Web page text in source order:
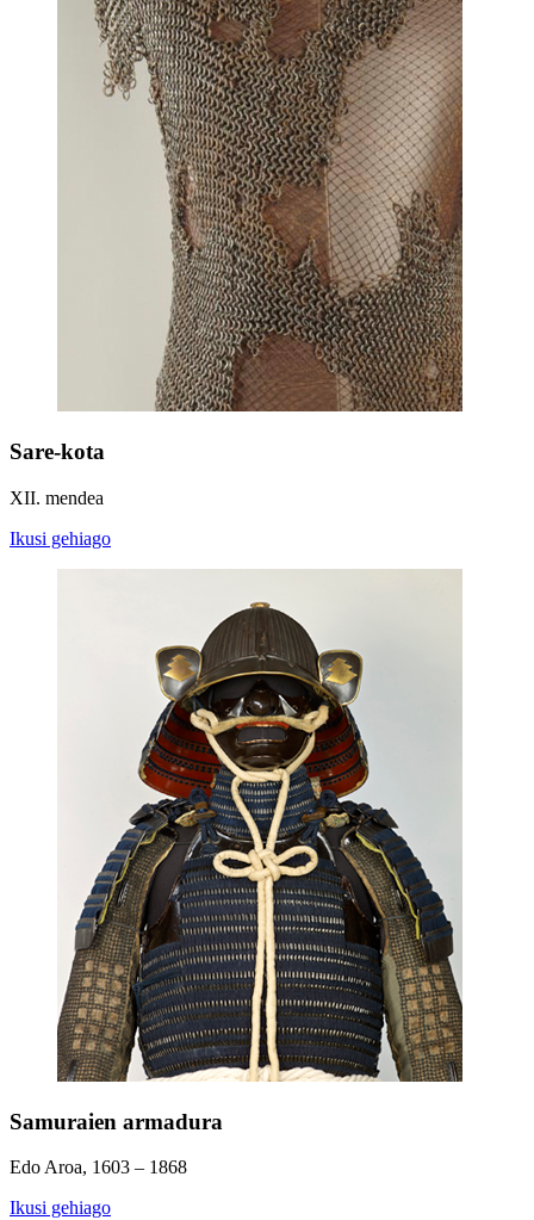
Sare-kota
XII. mendea
Ikusi gehiago
Samuraien armadura
Edo Aroa, 1603 – 1868
Ikusi gehiago